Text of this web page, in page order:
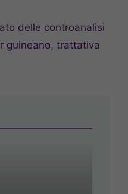
delle controanalisi
guineano, trattativa